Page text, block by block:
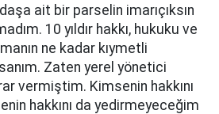
ait bir parselin imarıçıksın
10 yıldır hakkı, hukuku ve
ne kadar kıymetli
Zaten yerel yönetici
vermiştim. Kimsenin hakkını
hakkını da yedirmeyeceğim